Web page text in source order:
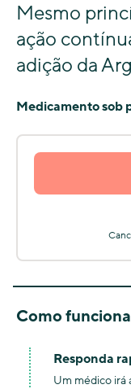
Mesmo
ação
adição da
Medicamento sob
Como funciona
Responda
Um médico irá